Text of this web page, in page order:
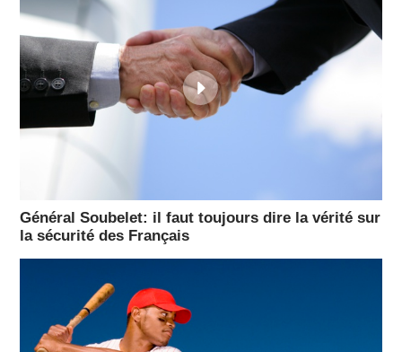
Général Soubelet: il faut toujours dire la vérité sur
la sécurité des Français